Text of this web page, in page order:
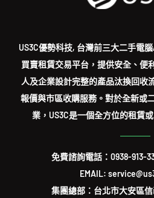
US3C優勢科技, 台灣前三大二手電
買賣租賃交易平台，提供安全、便
人及企業設計完整的產品汰換回收
報價與市區收購服務。對於全新或
業，US3C是一個全方位的租賃
免費諮詢電話： 0938-913-
EMAIL:
集團總部：台北市大安區